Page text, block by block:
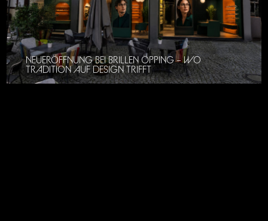
NEUERÖFFNUNG BEI BRILLEN ÖPPING – WO
TRADITION AUF DESIGN TRIFFT